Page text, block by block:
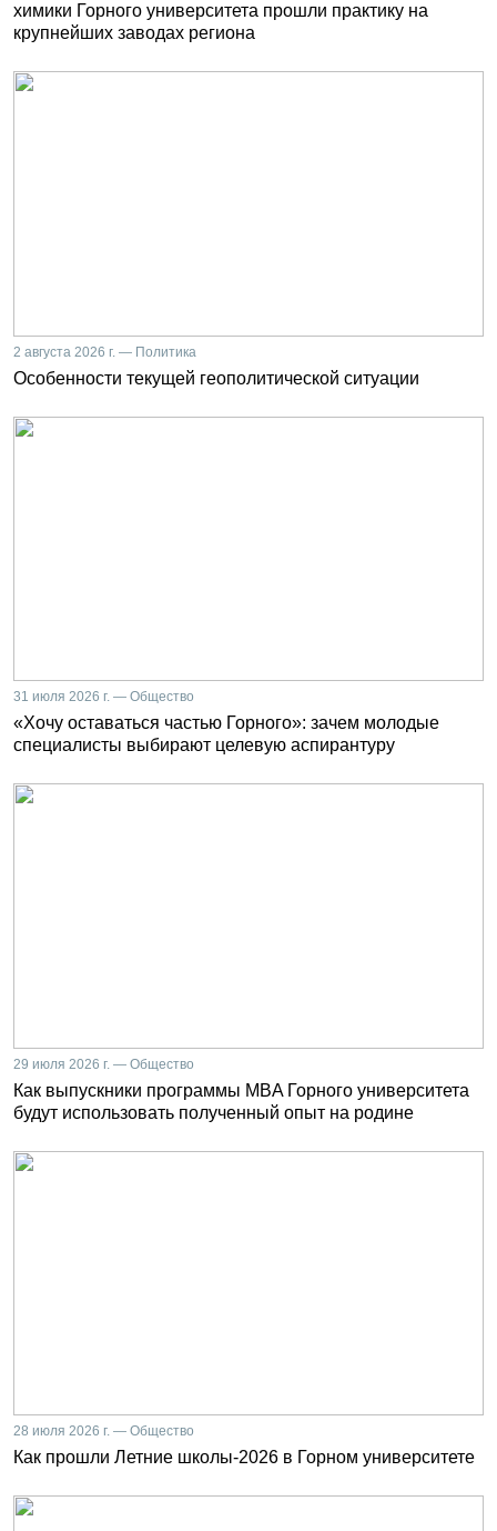
химики Горного университета прошли практику на
крупнейших заводах региона
2 августа 2026 г. — Политика
Особенности текущей геополитической ситуации
31 июля 2026 г. — Общество
«Хочу оставаться частью Горного»: зачем молодые
специалисты выбирают целевую аспирантуру
29 июля 2026 г. — Общество
Как выпускники программы MBA Горного университета
будут использовать полученный опыт на родине
28 июля 2026 г. — Общество
Как прошли Летние школы-2026 в Горном университете